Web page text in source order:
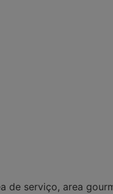
de serviço, area